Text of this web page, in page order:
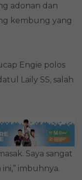
adonan dan
kembung yang
Engie polos
Laily SS, salah
Saya sangat
imbuhnya.